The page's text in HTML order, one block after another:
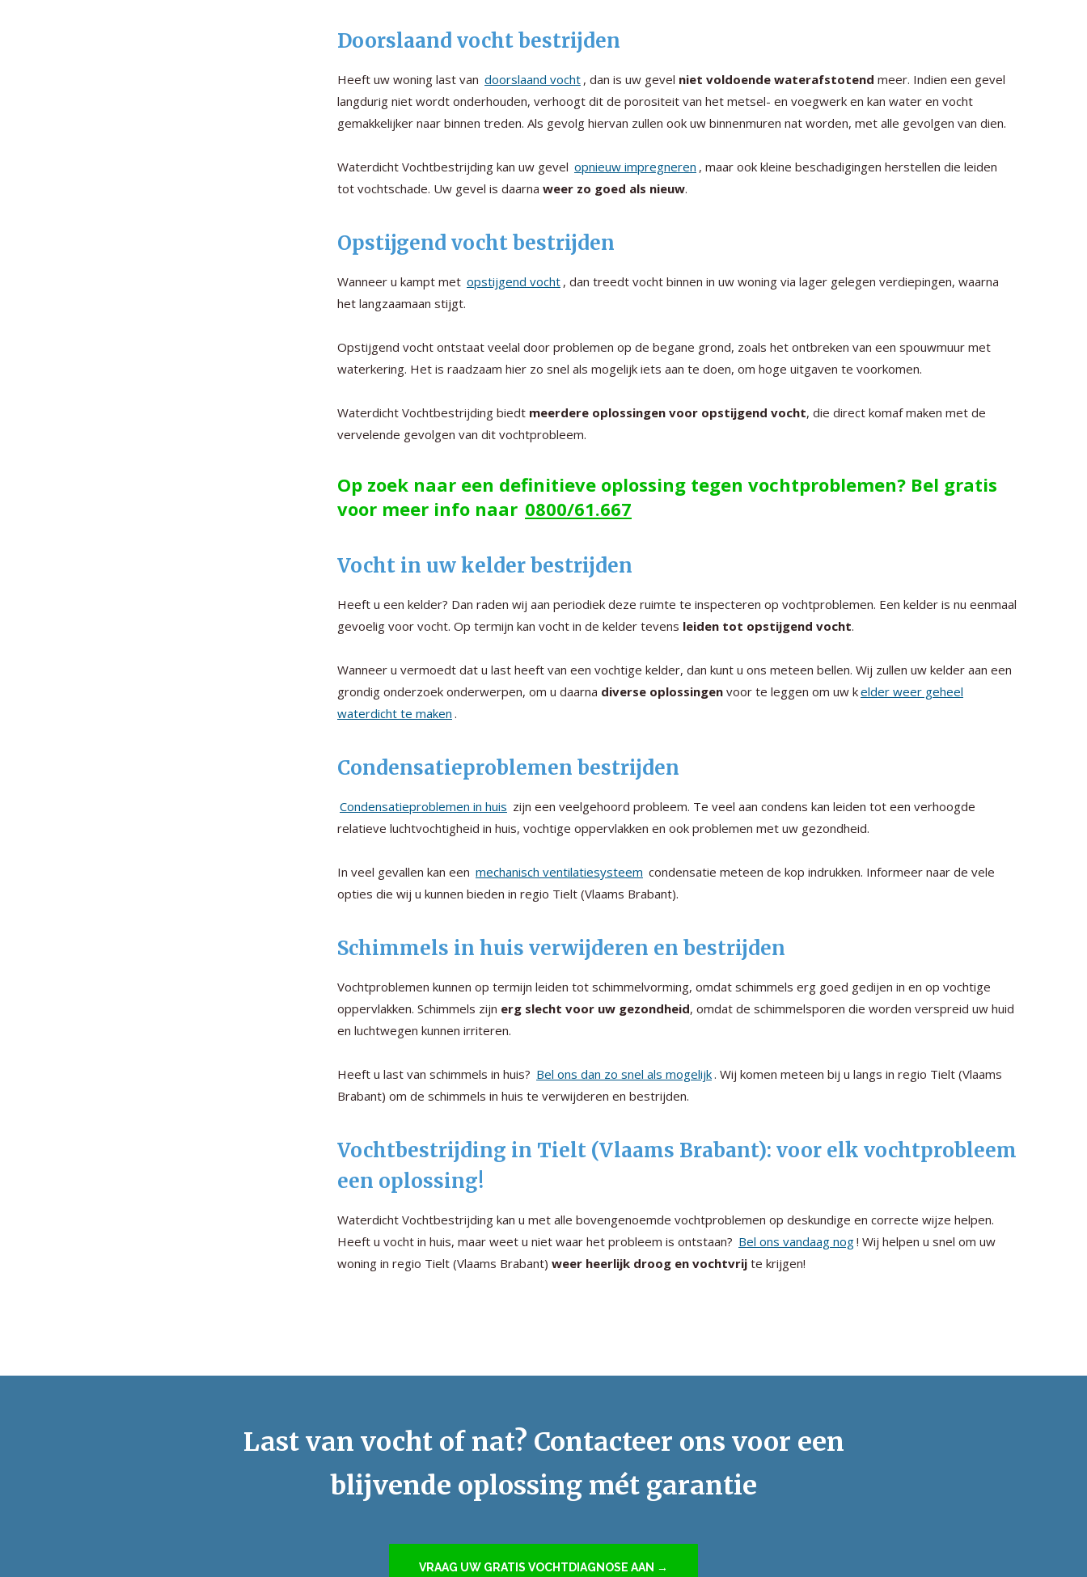
Doorslaand vocht bestrijden
Heeft uw woning last van doorslaand vocht , dan is uw gevel niet voldoende waterafstotend meer. Indien een gevel
langdurig niet wordt onderhouden, verhoogt dit de porositeit van het metsel- en voegwerk en kan water en vocht
gemakkelijker naar binnen treden. Als gevolg hiervan zullen ook uw binnenmuren nat worden, met alle gevolgen van dien.
Waterdicht Vochtbestrijding kan uw gevel opnieuw impregneren , maar ook kleine beschadigingen herstellen die leiden
tot vochtschade. Uw gevel is daarna weer zo goed als nieuw.
Opstijgend vocht bestrijden
Wanneer u kampt met opstijgend vocht , dan treedt vocht binnen in uw woning via lager gelegen verdiepingen, waarna
het langzaamaan stijgt.
Opstijgend vocht ontstaat veelal door problemen op de begane grond, zoals het ontbreken van een spouwmuur met
waterkering. Het is raadzaam hier zo snel als mogelijk iets aan te doen, om hoge uitgaven te voorkomen.
Waterdicht Vochtbestrijding biedt meerdere oplossingen voor opstijgend vocht, die direct komaf maken met de
vervelende gevolgen van dit vochtprobleem.
Op zoek naar een definitieve oplossing tegen vochtproblemen? Bel gratis
voor meer info naar 0800/61.667
Vocht in uw kelder bestrijden
Heeft u een kelder? Dan raden wij aan periodiek deze ruimte te inspecteren op vochtproblemen. Een kelder is nu eenmaal
gevoelig voor vocht. Op termijn kan vocht in de kelder tevens leiden tot opstijgend vocht.
Wanneer u vermoedt dat u last heeft van een vochtige kelder, dan kunt u ons meteen bellen. Wij zullen uw kelder aan een
grondig onderzoek onderwerpen, om u daarna diverse oplossingen voor te leggen om uw kelder weer geheel
waterdicht te maken .
Condensatieproblemen bestrijden
Condensatieproblemen in huis zijn een veelgehoord probleem. Te veel aan condens kan leiden tot een verhoogde
relatieve luchtvochtigheid in huis, vochtige oppervlakken en ook problemen met uw gezondheid.
In veel gevallen kan een mechanisch ventilatiesysteem condensatie meteen de kop indrukken. Informeer naar de vele
opties die wij u kunnen bieden in regio Tielt (Vlaams Brabant).
Schimmels in huis verwijderen en bestrijden
Vochtproblemen kunnen op termijn leiden tot schimmelvorming, omdat schimmels erg goed gedijen in en op vochtige
oppervlakken. Schimmels zijn erg slecht voor uw gezondheid, omdat de schimmelsporen die worden verspreid uw huid
en luchtwegen kunnen irriteren.
Heeft u last van schimmels in huis? Bel ons dan zo snel als mogelijk. Wij komen meteen bij u langs in regio Tielt (Vlaams
Brabant) om de schimmels in huis te verwijderen en bestrijden.
Vochtbestrijding in Tielt (Vlaams Brabant): voor elk vochtprobleem
een oplossing!
Waterdicht Vochtbestrijding kan u met alle bovengenoemde vochtproblemen op deskundige en correcte wijze helpen.
Heeft u vocht in huis, maar weet u niet waar het probleem is ontstaan? Bel ons vandaag nog! Wij helpen u snel om uw
woning in regio Tielt (Vlaams Brabant) weer heerlijk droog en vochtvrij te krijgen!
Last van vocht of nat? Contacteer ons voor een
blijvende oplossing mét garantie
VRAAG UW GRATIS VOCHTDIAGNOSE AAN →